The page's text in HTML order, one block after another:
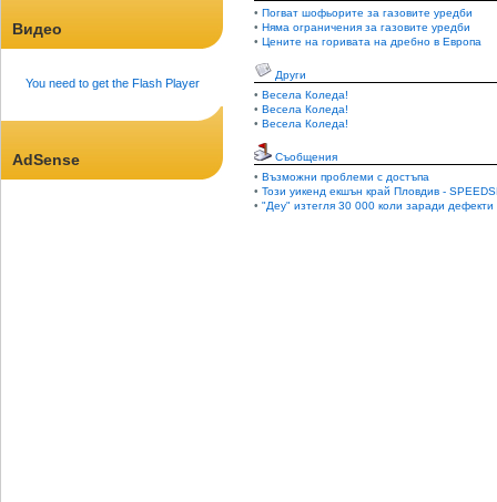
Видео
You need to get the Flash Player
AdSense
• Погват шофьорите за газовите уредби
• Няма ограничения за газовите уредби
• Цените на горивата на дребно в Европа
Други
• Весела Коледа!
• Весела Коледа!
• Весела Коледа!
Съобщения
• Възможни проблеми с достъпа
• Този уикенд екшън край Пловдив -
• "Деу" изтегля 30 000 коли заради дефекти